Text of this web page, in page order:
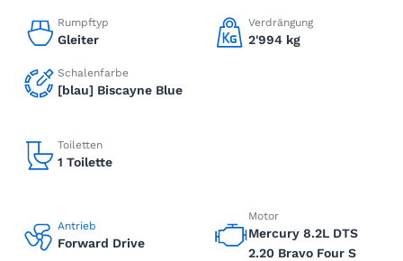
Rumpftyp
Gleiter
Verdrängung
2'994 kg
Schalenfarbe
[blau] Biscayne Blue
Toiletten
1 Toilette
Antrieb
Forward Drive
Motor
Mercury 8.2L DTS
2.20 Bravo Four S